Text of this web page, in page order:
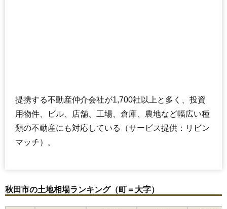
提携する不動産仲介会社が1,700社以上と多く、投資
用物件、ビル、店舗、工場、倉庫、農地など幅広い種
類の不動産にも対応している（サービス提供：リビン
マッチ）。
秋田市の土地相場ランキング（町＝大字）